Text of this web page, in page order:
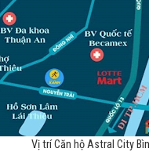
Vị trí Căn hộ Astral City